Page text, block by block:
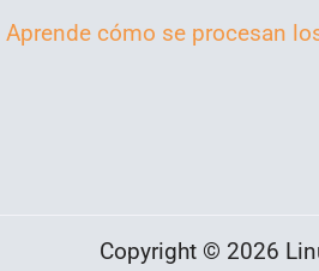
Aprende cómo se procesan
Copyright © 2026